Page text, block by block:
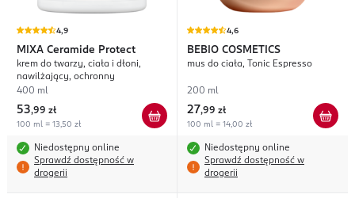
4,9
MIXA Ceramide Protect
krem do twarzy, ciała i dłoni,
nawilżający, ochronny
400 ml
53,99 zł
100 ml = 13,50 zł
Niedostępny online
Sprawdź dostępność w
drogerii
4,6
BEBIO COSMETICS
mus do ciała, Tonic Espresso
200 ml
27,99 zł
100 ml = 14,00 zł
Niedostępny online
Sprawdź dostępność w
drogerii